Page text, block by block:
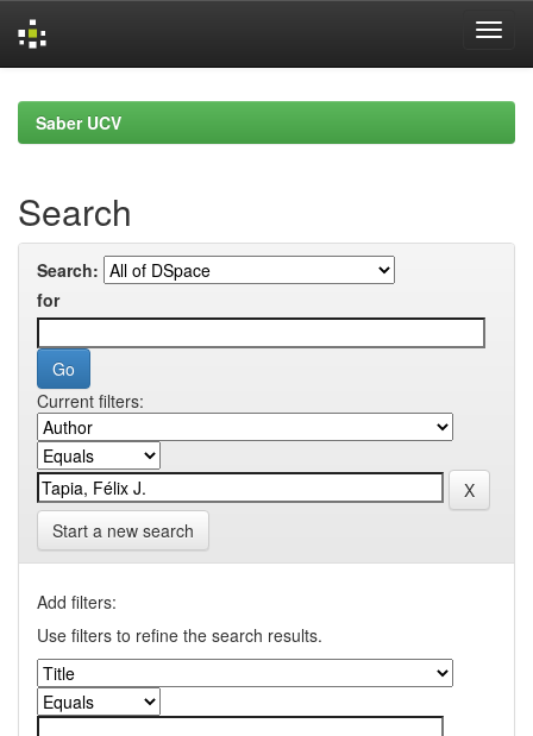
navigationSaber UCV
Search
Search:
for
Current filters:
Start a new search
Add filters:
Use filters to refine the search results.